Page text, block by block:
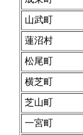
山武町
蓮沼村
松尾町
横芝町
芝山町
一宮町